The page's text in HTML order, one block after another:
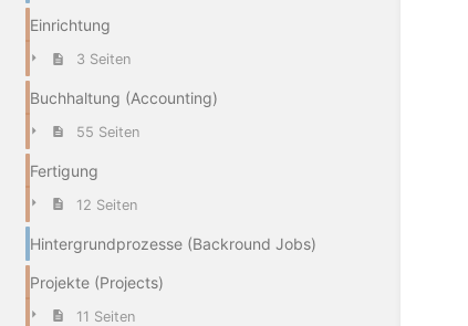
Einrichtung
3 Seiten
Buchhaltung (Accounting)
55 Seiten
Fertigung
12 Seiten
Hintergrundprozesse (Backround Jobs)
Projekte (Projects)
11 Seiten